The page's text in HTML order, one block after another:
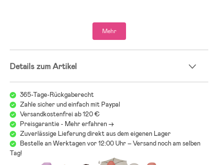
- Verwende immer den eingebauten Gurt, um das Sturzrisiko zu
- Fallrisiko: Achte darauf, dass Dein Kind nicht auf das Produkt
klettert.
mit den Füßen am Tisch oder einem anderen Objekt abstößt.
- Bezug: PU-Leder.
Mehr
Details zum Artikel
365-Tage-Rückgaberecht
Zahle sicher und einfach mit Paypal
Versandkostenfrei ab 120 €
Preisgarantie - Mehr erfahren ->
Zuverlässige Lieferung direkt aus dem eigenen Lager
Bestelle an Werktagen vor 12:00 Uhr – Versand noch am selben
Tag!